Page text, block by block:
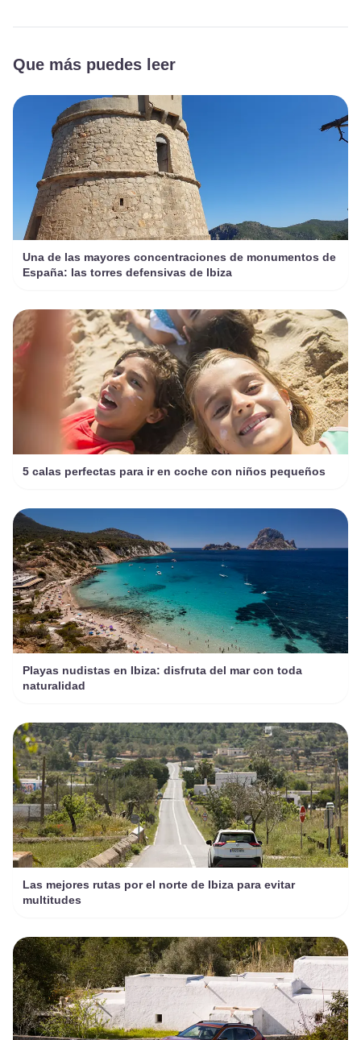
Que más puedes leer
Una de las mayores concentraciones de monumentos de
España: las torres defensivas de Ibiza
5 calas perfectas para ir en coche con niños pequeños
Playas nudistas en Ibiza: disfruta del mar con toda
naturalidad
Las mejores rutas por el norte de Ibiza para evitar
multitudes